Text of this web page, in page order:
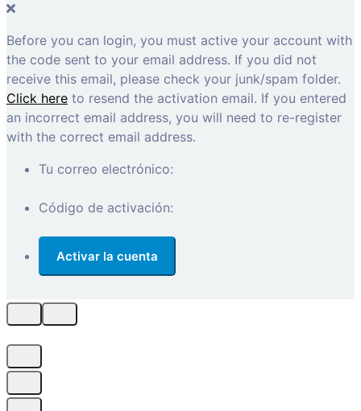
Before you can login, you must active your account with
the code sent to your email address. If you did not
receive this email, please check your junk/spam folder.
Click here to resend the activation email. If you entered
an incorrect email address, you will need to re-register
with the correct email address.
Tu correo electrónico:
Código de activación: